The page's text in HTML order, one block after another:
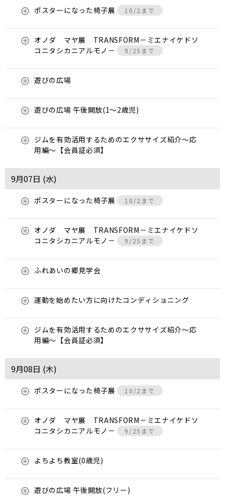
ポスターになった椅子展 10/2まで
オノダ マヤ展 TRANSFORM－ミエナイケドソ
コニタシカニアルモノ－
9/25まで
遊びの広場
遊びの広場 午後開放(1～2歳児)
ジムを有効活用するためのエクササイズ紹介〜応
用編〜【会員証必須】
9月07日 (水)
ポスターになった椅子展 10/2まで
オノダ マヤ展 TRANSFORM－ミエナイケドソ
コニタシカニアルモノ－
9/25まで
ふれあいの郷見学会
運動を始めたい方に向けたコンディショニング
ジムを有効活用するためのエクササイズ紹介〜応
用編〜【会員証必須】
9月08日 (木)
ポスターになった椅子展 10/2まで
オノダ マヤ展 TRANSFORM－ミエナイケドソ
コニタシカニアルモノ－
9/25まで
よちよち教室(0歳児)
遊びの広場 午後開放(フリー)